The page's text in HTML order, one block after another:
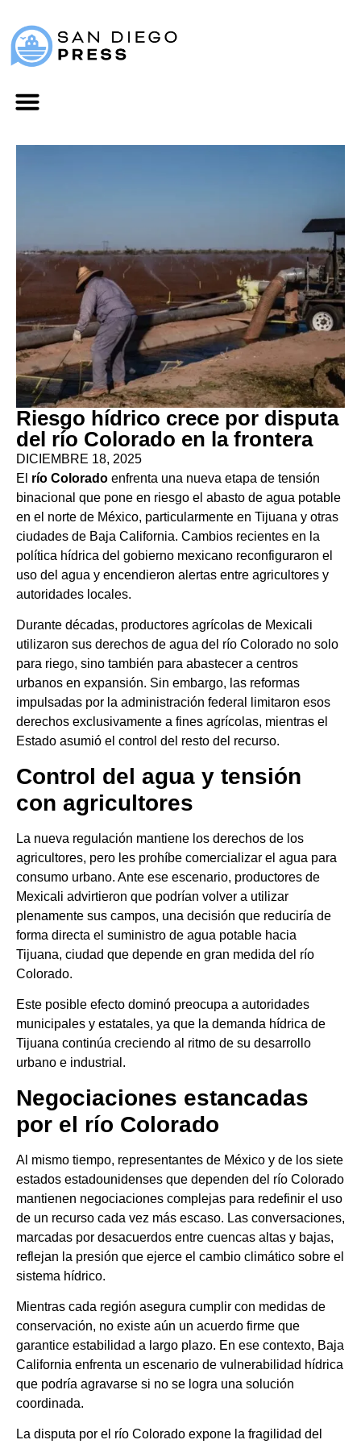
Riesgo hídrico crece por disputa
del río Colorado en la frontera
DICIEMBRE 18, 2025
El río Colorado enfrenta una nueva etapa de tensión
binacional que pone en riesgo el abasto de agua potable
en el norte de México, particularmente en Tijuana y otras
ciudades de Baja California. Cambios recientes en la
política hídrica del gobierno mexicano reconfiguraron el
uso del agua y encendieron alertas entre agricultores y
autoridades locales.
Durante décadas, productores agrícolas de Mexicali
utilizaron sus derechos de agua del río Colorado no solo
para riego, sino también para abastecer a centros
urbanos en expansión. Sin embargo, las reformas
impulsadas por la administración federal limitaron esos
derechos exclusivamente a fines agrícolas, mientras el
Estado asumió el control del resto del recurso.
Control del agua y tensión
con agricultores
La nueva regulación mantiene los derechos de los
agricultores, pero les prohíbe comercializar el agua para
consumo urbano. Ante ese escenario, productores de
Mexicali advirtieron que podrían volver a utilizar
plenamente sus campos, una decisión que reduciría de
forma directa el suministro de agua potable hacia
Tijuana, ciudad que depende en gran medida del río
Colorado.
Este posible efecto dominó preocupa a autoridades
municipales y estatales, ya que la demanda hídrica de
Tijuana continúa creciendo al ritmo de su desarrollo
urbano e industrial.
Negociaciones estancadas
por el río Colorado
Al mismo tiempo, representantes de México y de los siete
estados estadounidenses que dependen del río Colorado
mantienen negociaciones complejas para redefinir el uso
de un recurso cada vez más escaso. Las conversaciones,
marcadas por desacuerdos entre cuencas altas y bajas,
reflejan la presión que ejerce el cambio climático sobre el
sistema hídrico.
Mientras cada región asegura cumplir con medidas de
conservación, no existe aún un acuerdo firme que
garantice estabilidad a largo plazo. En ese contexto, Baja
California enfrenta un escenario de vulnerabilidad hídrica
que podría agravarse si no se logra una solución
coordinada.
La disputa por el río Colorado expone la fragilidad del